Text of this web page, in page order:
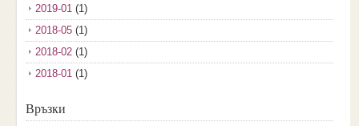
2019-01(1)
2018-05(1)
2018-02(1)
2018-01(1)
2017-11
Връзки